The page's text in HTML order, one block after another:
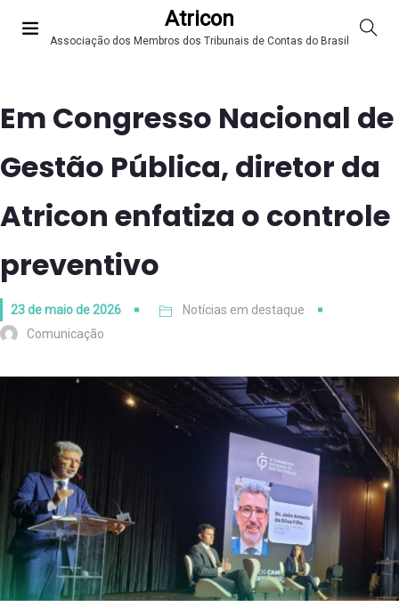
Atricon
Associação dos Membros dos Tribunais de Contas do Brasil
Em Congresso Nacional de
Gestão Pública, diretor da
Atricon enfatiza o controle
preventivo
23 de maio de 2026
Notícias em destaque
Comunicação